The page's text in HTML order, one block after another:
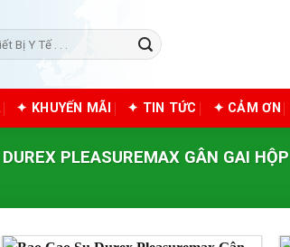
✦ KHUYẾN MÃI ✦ TIN TỨC ✦ CẢM ƠN
PLEASUREMAX GÂN GAI HỘP